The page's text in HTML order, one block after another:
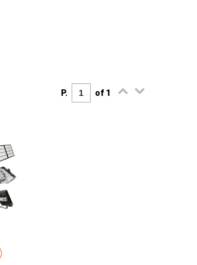
P. of 1